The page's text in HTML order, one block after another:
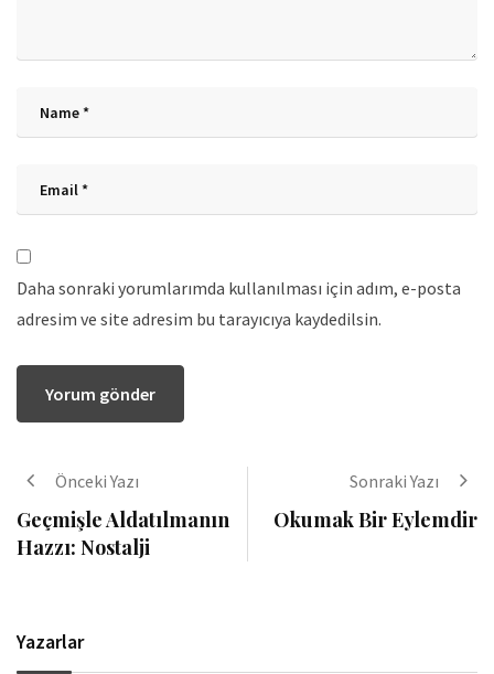
Daha sonraki yorumlarımda kullanılması için adım, e-posta
adresim ve site adresim bu tarayıcıya kaydedilsin.
Önceki Yazı
Geçmişle Aldatılmanın
Hazzı: Nostalji
Sonraki Yazı
Okumak Bir Eylemdir
Yazarlar